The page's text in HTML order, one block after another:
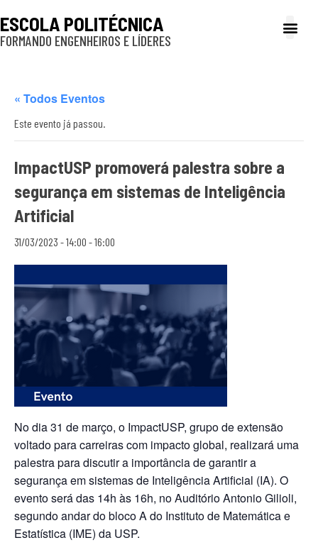
ESCOLA POLITÉCNICA
FORMANDO ENGENHEIROS E LÍDERES
« Todos Eventos
Este evento já passou.
ImpactUSP promoverá palestra sobre a
segurança em sistemas de Inteligência
Artificial
31/03/2023 - 14:00 -16:00
No dia 31 de março, o ImpactUSP, grupo de extensão
voltado para carreiras com impacto global, realizará uma
palestra para discutir a importância de garantir a
segurança em sistemas de Inteligência Artificial (IA). O
evento será das 14h às 16h, no Auditório Antonio Gilioli,
segundo andar do bloco A do Instituto de Matemática e
Estatística (IME) da USP.